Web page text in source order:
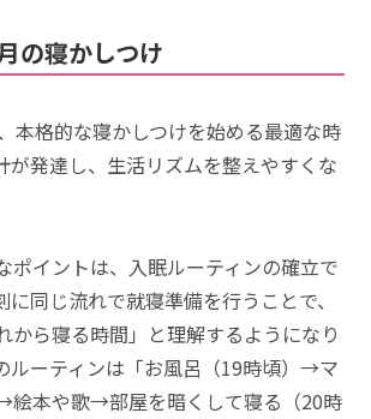
の寝かしつけ
本格的な寝かしつけを始める最適な時
が発達し、生活リズムを整えやすくな
ポイントは、入眠ルーティンの確立で
に同じ流れで就寝準備を行うことで、
から寝る時間」と理解するようになり
ルーティンは「お風呂（19時頃）→マ
本や歌→部屋を暗くして寝る（20時